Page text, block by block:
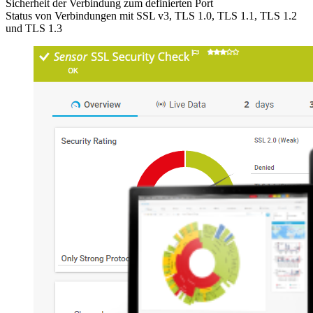
Sicherheit der Verbindung zum definierten Port
Status von Verbindungen mit SSL v3, TLS 1.0, TLS 1.1, TLS 1.2
und TLS 1.3